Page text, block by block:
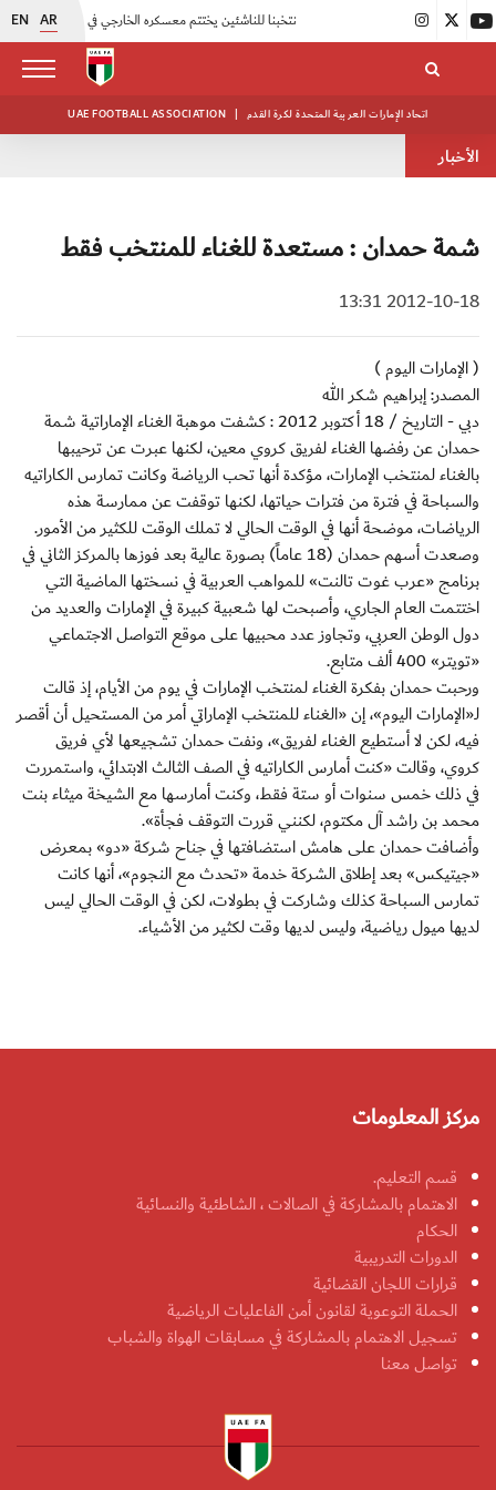
EN AR
اتحاد الكرة يُنظم ورشة عمل للمراقبين المعتمدين |
UAE FOOTBALL ASSOCIATION | اتحاد الإمارات العربية المتحدة لكرة القدم
الأخبار
شمة حمدان : مستعدة للغناء للمنتخب فقط
2012-10-18 13:31
( الإمارات اليوم )
المصدر: إبراهيم شكر الله
دبي - التاريخ / 18 أكتوبر 2012 : كشفت موهبة الغناء الإماراتية شمة
حمدان عن رفضها الغناء لفريق كروي معين، لكنها عبرت عن ترحيبها
بالغناء لمنتخب الإمارات، مؤكدة أنها تحب الرياضة وكانت تمارس الكاراتيه
والسباحة في فترة من فترات حياتها، لكنها توقفت عن ممارسة هذه
الرياضات، موضحة أنها في الوقت الحالي لا تملك الوقت للكثير من الأمور.
وصعدت أسهم حمدان (18 عاماً) بصورة عالية بعد فوزها بالمركز الثاني في
برنامج «عرب غوت تالنت» للمواهب العربية في نسختها الماضية التي
اختتمت العام الجاري، وأصبحت لها شعبية كبيرة في الإمارات والعديد من
دول الوطن العربي، وتجاوز عدد محبيها على موقع التواصل الاجتماعي
«تويتر» 400 ألف متابع.
ورحبت حمدان بفكرة الغناء لمنتخب الإمارات في يوم من الأيام، إذ قالت
لـ«الإمارات اليوم»، إن «الغناء للمنتخب الإماراتي أمر من المستحيل أن أقصر
فيه، لكن لا أستطيع الغناء لفريق»، ونفت حمدان تشجيعها لأي فريق
كروي، وقالت «كنت أمارس الكاراتيه في الصف الثالث الابتدائي، واستمررت
في ذلك خمس سنوات أو ستة فقط، وكنت أمارسها مع الشيخة ميثاء بنت
محمد بن راشد آل مكتوم، لكنني قررت التوقف فجأة».
وأضافت حمدان على هامش استضافتها في جناح شركة «دو» بمعرض
«جيتيكس» بعد إطلاق الشركة خدمة «تحدث مع النجوم»، أنها كانت
تمارس السباحة كذلك وشاركت في بطولات، لكن في الوقت الحالي ليس
لديها ميول رياضية، وليس لديها وقت لكثير من الأشياء.
مركز المعلومات
قسم التعليم.
الاهتمام بالمشاركة في الصالات ، الشاطئية والنسائية
الحكام
الدورات التدريبية
قرارات اللجان القضائية
الحملة التوعوية لقانون أمن الفاعليات الرياضية
تسجيل الاهتمام بالمشاركة في مسابقات الهواة والشباب
تواصل معنا